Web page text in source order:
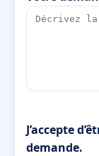
J’accepte
demande.